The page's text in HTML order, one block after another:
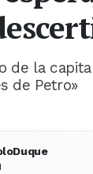
de la
de Petro»